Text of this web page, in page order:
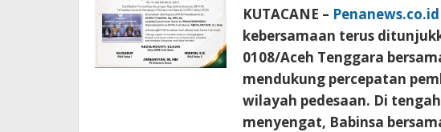
KUTACANE – Penanews.co.id
kebersamaan terus
0108/Aceh Tenggara
mendukung percepatan
wilayah pedesaan. Di
menyengat, Babinsa